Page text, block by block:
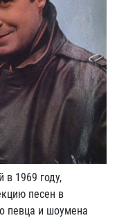
1969 году,
песен в
певца и шоумена